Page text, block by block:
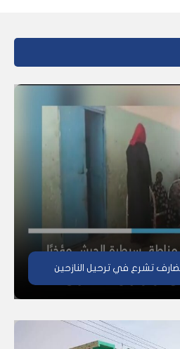
تشرع في ترحيل النازحين